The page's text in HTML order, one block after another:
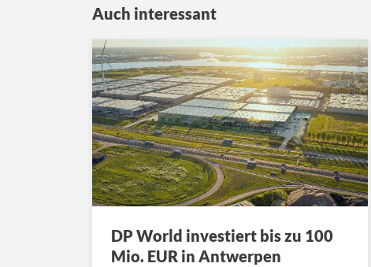
Auch interessant
DP World investiert bis zu 100
Mio. EUR in Antwerpen